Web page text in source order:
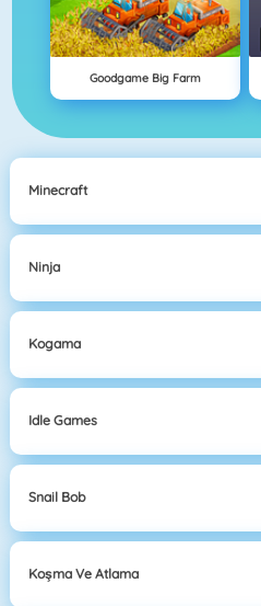
Goodgame Big Farm
Minecraft
Ninja
Kogama
Idle Games
Snail Bob
Koşma Ve Atlama